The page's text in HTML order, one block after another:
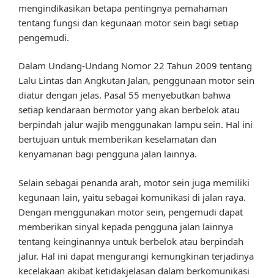
mengindikasikan betapa pentingnya pemahaman
tentang fungsi dan kegunaan motor sein bagi setiap
pengemudi.
Dalam Undang-Undang Nomor 22 Tahun 2009 tentang
Lalu Lintas dan Angkutan Jalan, penggunaan motor sein
diatur dengan jelas. Pasal 55 menyebutkan bahwa
setiap kendaraan bermotor yang akan berbelok atau
berpindah jalur wajib menggunakan lampu sein. Hal ini
bertujuan untuk memberikan keselamatan dan
kenyamanan bagi pengguna jalan lainnya.
Selain sebagai penanda arah, motor sein juga memiliki
kegunaan lain, yaitu sebagai komunikasi di jalan raya.
Dengan menggunakan motor sein, pengemudi dapat
memberikan sinyal kepada pengguna jalan lainnya
tentang keinginannya untuk berbelok atau berpindah
jalur. Hal ini dapat mengurangi kemungkinan terjadinya
kecelakaan akibat ketidakjelasan dalam berkomunikasi